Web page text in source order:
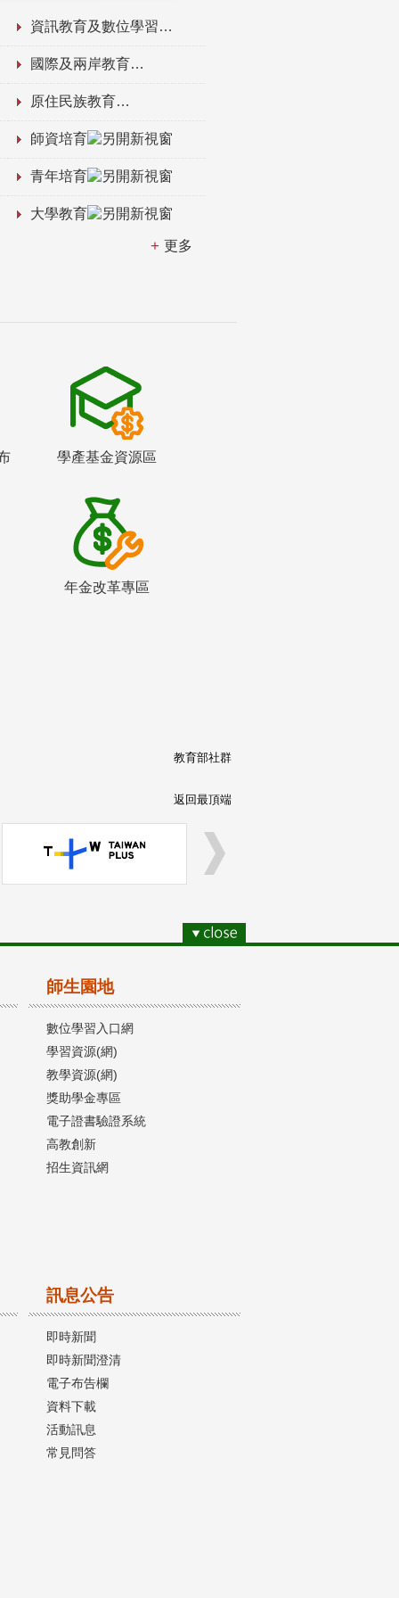
資訊教育及數位學習
國際及兩岸教育
原住民族教育
師資培育
青年培育
大學教育
更多
學產基金資源區
年金改革專區
教育部社群
返回最頂端
師生園地
數位學習入口網
學習資源(網)
教學資源(網)
獎助學金專區
電子證書驗證系統
高教創新
招生資訊網
訊息公告
即時新聞
即時新聞澄清
電子布告欄
資料下載
活動訊息
常見問答